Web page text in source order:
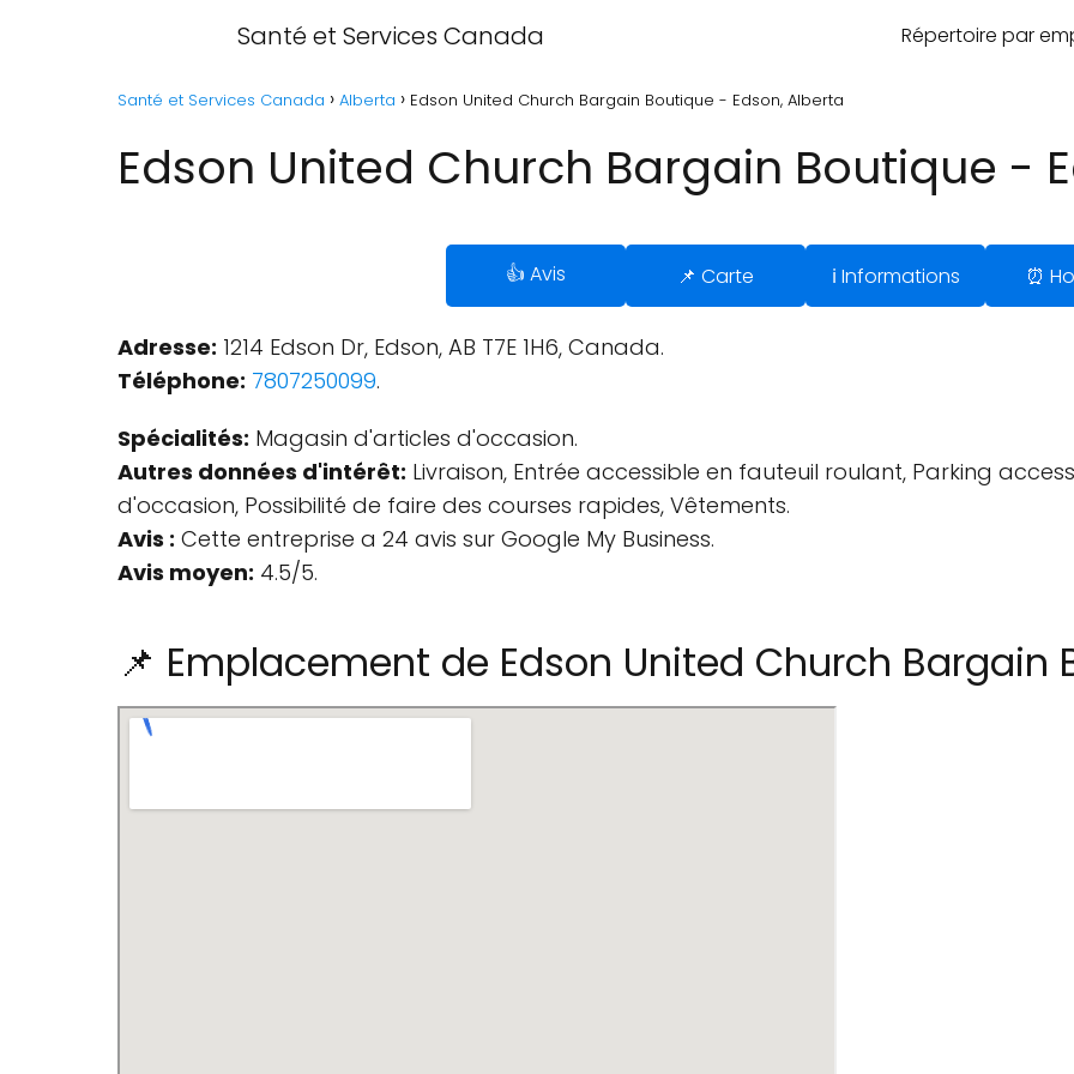
Santé et Services Canada Répertoire par
Santé et Services Canada Alberta Edson United Church Bargain Boutique - Edson, Alberta
Edson United Church Bargain Boutique -
👍 Avis 📌 Carte ℹ️ Informations ⏰
Adresse: 1214 Edson Dr, Edson, AB T7E 1H6, Canada.
Téléphone: 7807250099.
Spécialités: Magasin d'articles d'occasion.
Autres données d'intérêt: Livraison, Entrée accessible en fauteuil roulant, Parking
d'occasion, Possibilité de faire des courses rapides, Vêtements.
Avis : Cette entreprise a 24 avis sur Google My Business.
Avis moyen: 4.5/5.
📌 Emplacement de Edson United Church Bargain